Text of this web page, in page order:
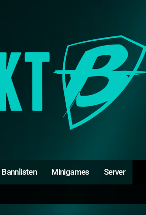
Bannlisten Minigames Server